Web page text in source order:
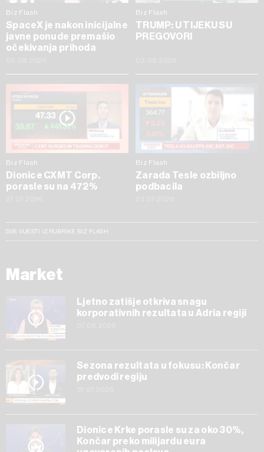
Biz Flash
SpaceX je nakon inicijalne
javne ponude premašio
očekivanja prihoda
Biz Flash
TRUMP: U TIJEKU SU
PREGOVORI
Biz Flash
Dionice CXMT Corp.
porasle su na 472%
Biz Flash
Zarada Tesle ozbiljno
podbacila
SVE VIJESTI IZ RUBRIKE BIZ FLASH
Market
Ljetno zatišje otkriva snagu
korporativnih rezultata u Adria regiji
Sezona rezultata u fokusu: Končar
predvodi regiju
Dionice Krke porasle su za oko 30%,
Končar preko milijardu eura